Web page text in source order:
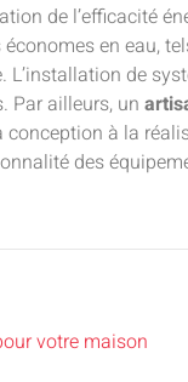
de l’efficacité
en eau,
de
Par ailleurs, un
à la
des
votre maison